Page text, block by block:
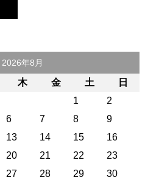
2026年8月
木 金 土
日
1
2
6 7 8
9
13 14 15
16
20 21 22
23
27 28 29
30